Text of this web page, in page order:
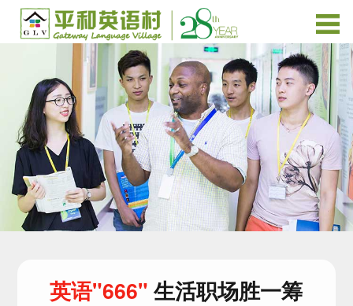
英语"666"生活职场胜一筹